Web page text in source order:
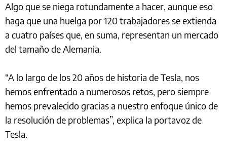
Algo que se niega rotundamente a hacer, aunque eso
haga que una huelga por 120 trabajadores se extienda
a cuatro países que, en suma, representan un mercado
del tamaño de Alemania.
“A lo largo de los 20 años de historia de Tesla, nos
hemos enfrentado a numerosos retos, pero siempre
hemos prevalecido gracias a nuestro enfoque único de
la resolución de problemas”, explica la portavoz de
Tesla.